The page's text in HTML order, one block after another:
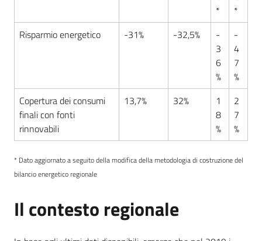
*
*
Risparmio energetico
-31% -32,5%
-
3
6
%
-
4
7
%
Copertura dei consumi
finali con fonti
rinnovabili
13,7% 32%
1
8
%
2
7
%
* Dato aggiornato a seguito della modifica della metodologia di costruzione del
bilancio energetico regionale
Il contesto regionale